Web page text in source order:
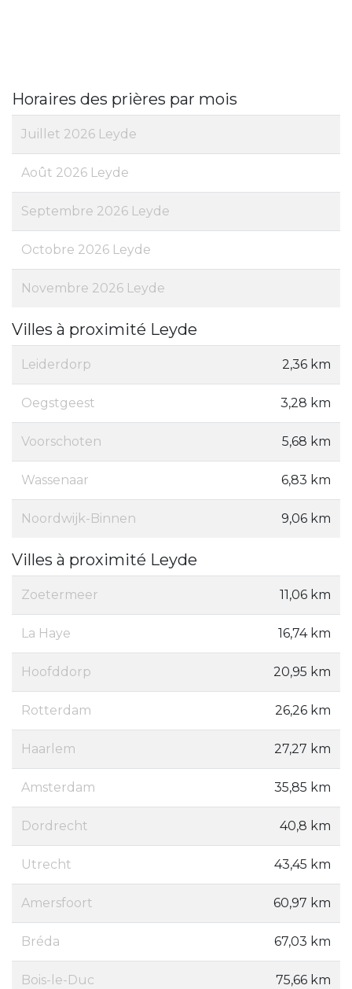
Horaires des prières par mois
Juillet 2026 Leyde
Août 2026 Leyde
Septembre 2026 Leyde
Octobre 2026 Leyde
Novembre 2026 Leyde
Villes à proximité Leyde
Leiderdorp 2,36 km
Oegstgeest 3,28 km
Voorschoten 5,68 km
Wassenaar 6,83 km
Noordwijk-Binnen 9,06 km
Villes à proximité Leyde
Zoetermeer 11,06 km
La Haye 16,74 km
Hoofddorp 20,95 km
Rotterdam 26,26 km
Haarlem 27,27 km
Amsterdam 35,85 km
Dordrecht 40,8 km
Utrecht 43,45 km
Amersfoort 60,97 km
Bréda 67,03 km
Bois-le-Duc 75,66 km